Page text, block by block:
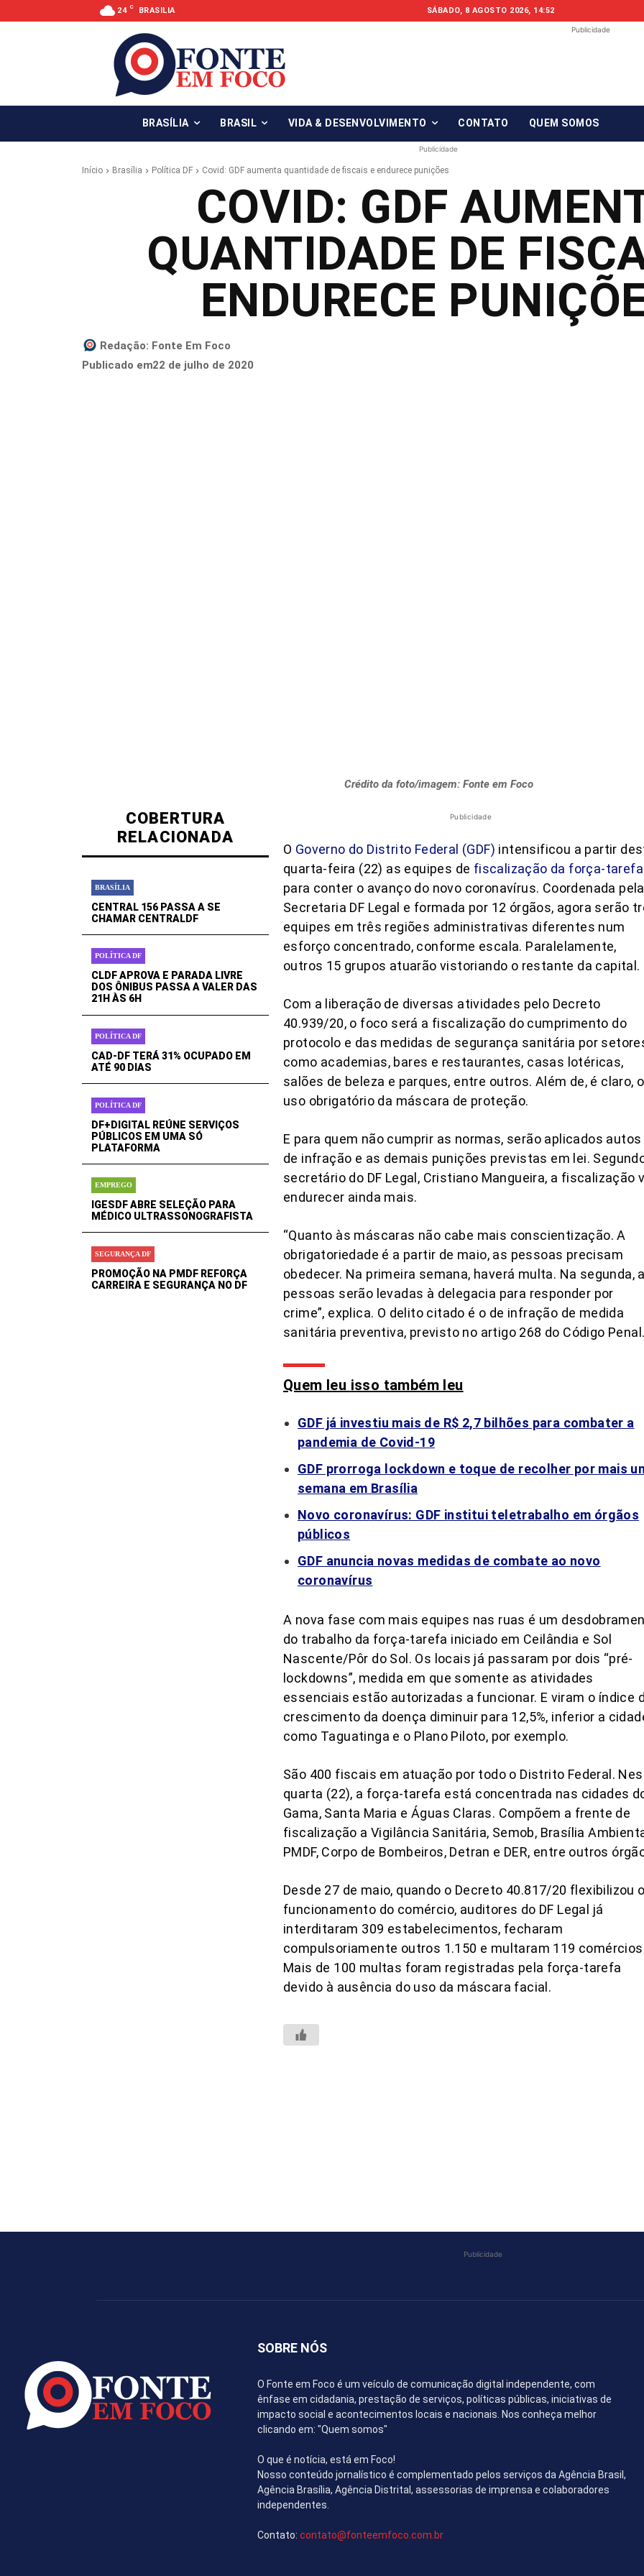
24 C BRASILIA SÁBADO, 8 AGOSTO 2026, 14:52
Publicidade
BRASÍLIA BRASIL VIDA & DESENVOLVIMENTO CONTATO QUEM SOMOS
Publicidade
Início Brasília Política DF Covid: GDF aumenta quantidade de fiscais e endurece punições
COVID: GDF
QUANTIDADE DE
ENDURECE
Redação: Fonte Em Foco
Publicado em22 de julho de 2020
Crédito da foto/imagem: Fonte em Foco
COBERTURA
RELACIONADA
BRASÍLIA
CENTRAL 156 PASSA A SE
CHAMAR CENTRALDF
POLÍTICA DF
CLDF APROVA E PARADA LIVRE
DOS ÔNIBUS PASSA A VALER DAS
21H ÀS 6H
POLÍTICA DF
CAD-DF TERÁ 31% OCUPADO EM
ATÉ 90 DIAS
POLÍTICA DF
DF+DIGITAL REÚNE SERVIÇOS
PÚBLICOS EM UMA SÓ
PLATAFORMA
EMPREGO
IGESDF ABRE SELEÇÃO PARA
MÉDICO ULTRASSONOGRAFISTA
SEGURANÇA DF
PROMOÇÃO NA PMDF REFORÇA
CARREIRA E SEGURANÇA NO DF
Publicidade
O Governo do Distrito Federal (GDF) intensificou a partir
quarta-feira (22) as equipes de fiscalização da força-tarefa
para conter o avanço do novo coronavírus. Coordenada pela
Secretaria DF Legal e formada por 12 órgãos, agora serão
equipes em três regiões administrativas diferentes num
esforço concentrado, conforme escala. Paralelamente,
outros 15 grupos atuarão vistoriando o restante da capital.
Com a liberação de diversas atividades pelo Decreto
40.939/20, o foco será a fiscalização do cumprimento do
protocolo e das medidas de segurança sanitária por
como academias, bares e restaurantes, casas lotéricas,
salões de beleza e parques, entre outros. Além de, é claro, o
uso obrigatório da máscara de proteção.
E para quem não cumprir as normas, serão aplicados autos
de infração e as demais punições previstas em lei.
secretário do DF Legal, Cristiano Mangueira, a fiscalização
endurecer ainda mais.
“Quanto às máscaras não cabe mais conscientização. A
obrigatoriedade é a partir de maio, as pessoas precisam
obedecer. Na primeira semana, haverá multa. Na segunda,
pessoas serão levadas à delegacia para responder por
crime”, explica. O delito citado é o de infração de medida
sanitária preventiva, previsto no artigo 268 do Código
Quem leu isso também leu
GDF já investiu mais de R$ 2,7 bilhões para combater a
pandemia de Covid-19
GDF prorroga lockdown e toque de recolher por mais
semana em Brasília
Novo coronavírus: GDF institui teletrabalho em órgãos
públicos
GDF anuncia novas medidas de combate ao novo
coronavírus
A nova fase com mais equipes nas ruas é um
do trabalho da força-tarefa iniciado em Ceilândia e Sol
Nascente/Pôr do Sol. Os locais já passaram por dois “pré-
lockdowns”, medida em que somente as atividades
essenciais estão autorizadas a funcionar. E viram o índice
crescimento da doença diminuir para 12,5%, inferior a
como Taguatinga e o Plano Piloto, por exemplo.
São 400 fiscais em atuação por todo o Distrito Federal.
quarta (22), a força-tarefa está concentrada nas cidades
Gama, Santa Maria e Águas Claras. Compõem a frente de
fiscalização a Vigilância Sanitária, Semob, Brasília
PMDF, Corpo de Bombeiros, Detran e DER, entre outros
Desde 27 de maio, quando o Decreto 40.817/20 flexibilizou
funcionamento do comércio, auditores do DF Legal já
interditaram 309 estabelecimentos, fecharam
compulsoriamente outros 1.150 e multaram 119
Mais de 100 multas foram registradas pela força-tarefa
devido à ausência do uso da máscara facial.
Publicidade
SOBRE NÓS
O Fonte em Foco é um veículo de comunicação digital independente, com
ênfase em cidadania, prestação de serviços, políticas públicas, iniciativas de
impacto social e acontecimentos locais e nacionais. Nos conheça melhor
clicando em: "Quem somos"
O que é notícia, está em Foco!
Nosso conteúdo jornalístico é complementado pelos serviços da Agência Brasil,
Agência Brasília, Agência Distrital, assessorias de imprensa e colaboradores
independentes.
Contato: contato@fonteemfoco.com.br